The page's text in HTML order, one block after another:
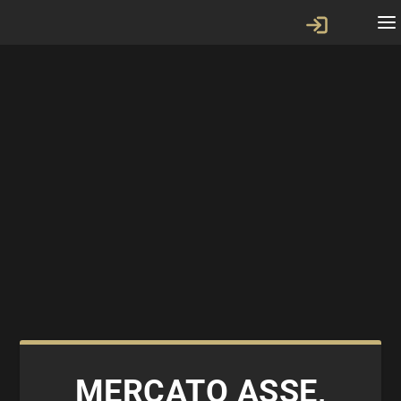
MERCATO ASSE,